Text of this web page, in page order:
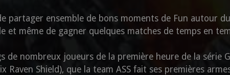
partager ensemble de bons moments de Fun autour
et même de gagner quelques matches de temps en
de nombreux joueurs de la première heure de la série
Raven Shield), que la team ASS fait ses premières